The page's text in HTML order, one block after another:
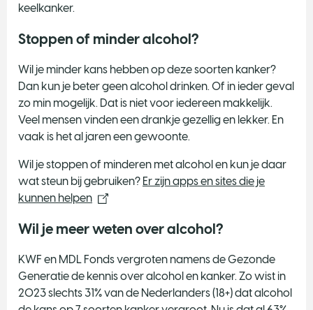
keelkanker.
Stoppen of minder alcohol?
Wil je minder kans hebben op deze soorten kanker?
Dan kun je beter geen alcohol drinken. Of in ieder geval
zo min mogelijk. Dat is niet voor iedereen makkelijk.
Veel mensen vinden een drankje gezellig en lekker. En
vaak is het al jaren een gewoonte.
Wil je stoppen of minderen met alcohol en kun je daar
wat steun bij gebruiken? Er zijn apps en sites die je
kunnen helpen
Wil je meer weten over alcohol?
KWF en MDL Fonds vergroten namens de Gezonde
Generatie de kennis over alcohol en kanker. Zo wist in
2023 slechts 31% van de Nederlanders (18+) dat alcohol